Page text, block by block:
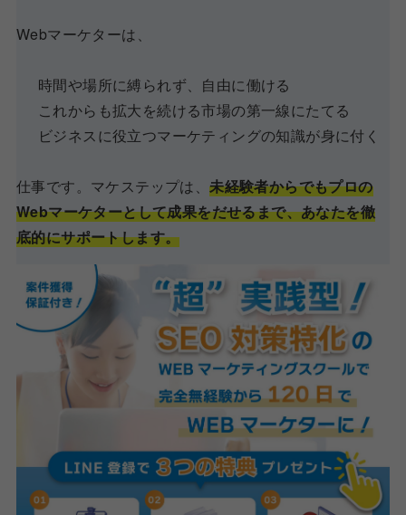
Webマーケターは、
時間や場所に縛られず、自由に働ける
これからも拡大を続ける市場の第一線にたてる
ビジネスに役立つマーケティングの知識が身に付く
仕事です。マケステップは、未経験者からでもプロの
Webマーケターとして成果をだせるまで、あなたを徹
底的にサポートします。